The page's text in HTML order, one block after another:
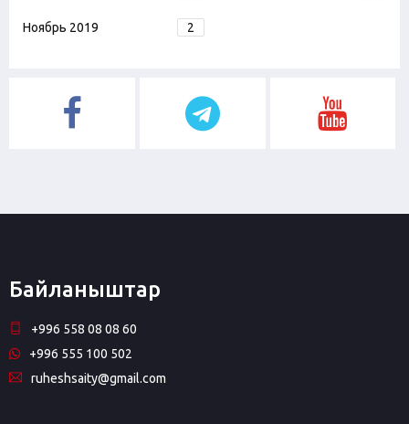
Ноябрь 2019 2
Байланыштар
+996 558 08 08 60
+996 555 100 502
ruheshsaity@gmail.com